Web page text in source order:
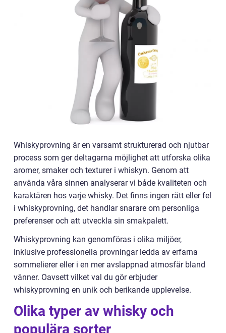
Whiskyprovning är en varsamt strukturerad och njutbar
process som ger deltagarna möjlighet att utforska olika
aromer, smaker och texturer i whiskyn. Genom att
använda våra sinnen analyserar vi både kvaliteten och
karaktären hos varje whisky. Det finns ingen rätt eller fel
i whiskyprovning, det handlar snarare om personliga
preferenser och att utveckla sin smakpalett.
Whiskyprovning kan genomföras i olika miljöer,
inklusive professionella provningar ledda av erfarna
sommelierer eller i en mer avslappnad atmosfär bland
vänner. Oavsett vilket val du gör erbjuder
whiskyprovning en unik och berikande upplevelse.
Olika typer av whisky och
populära sorter